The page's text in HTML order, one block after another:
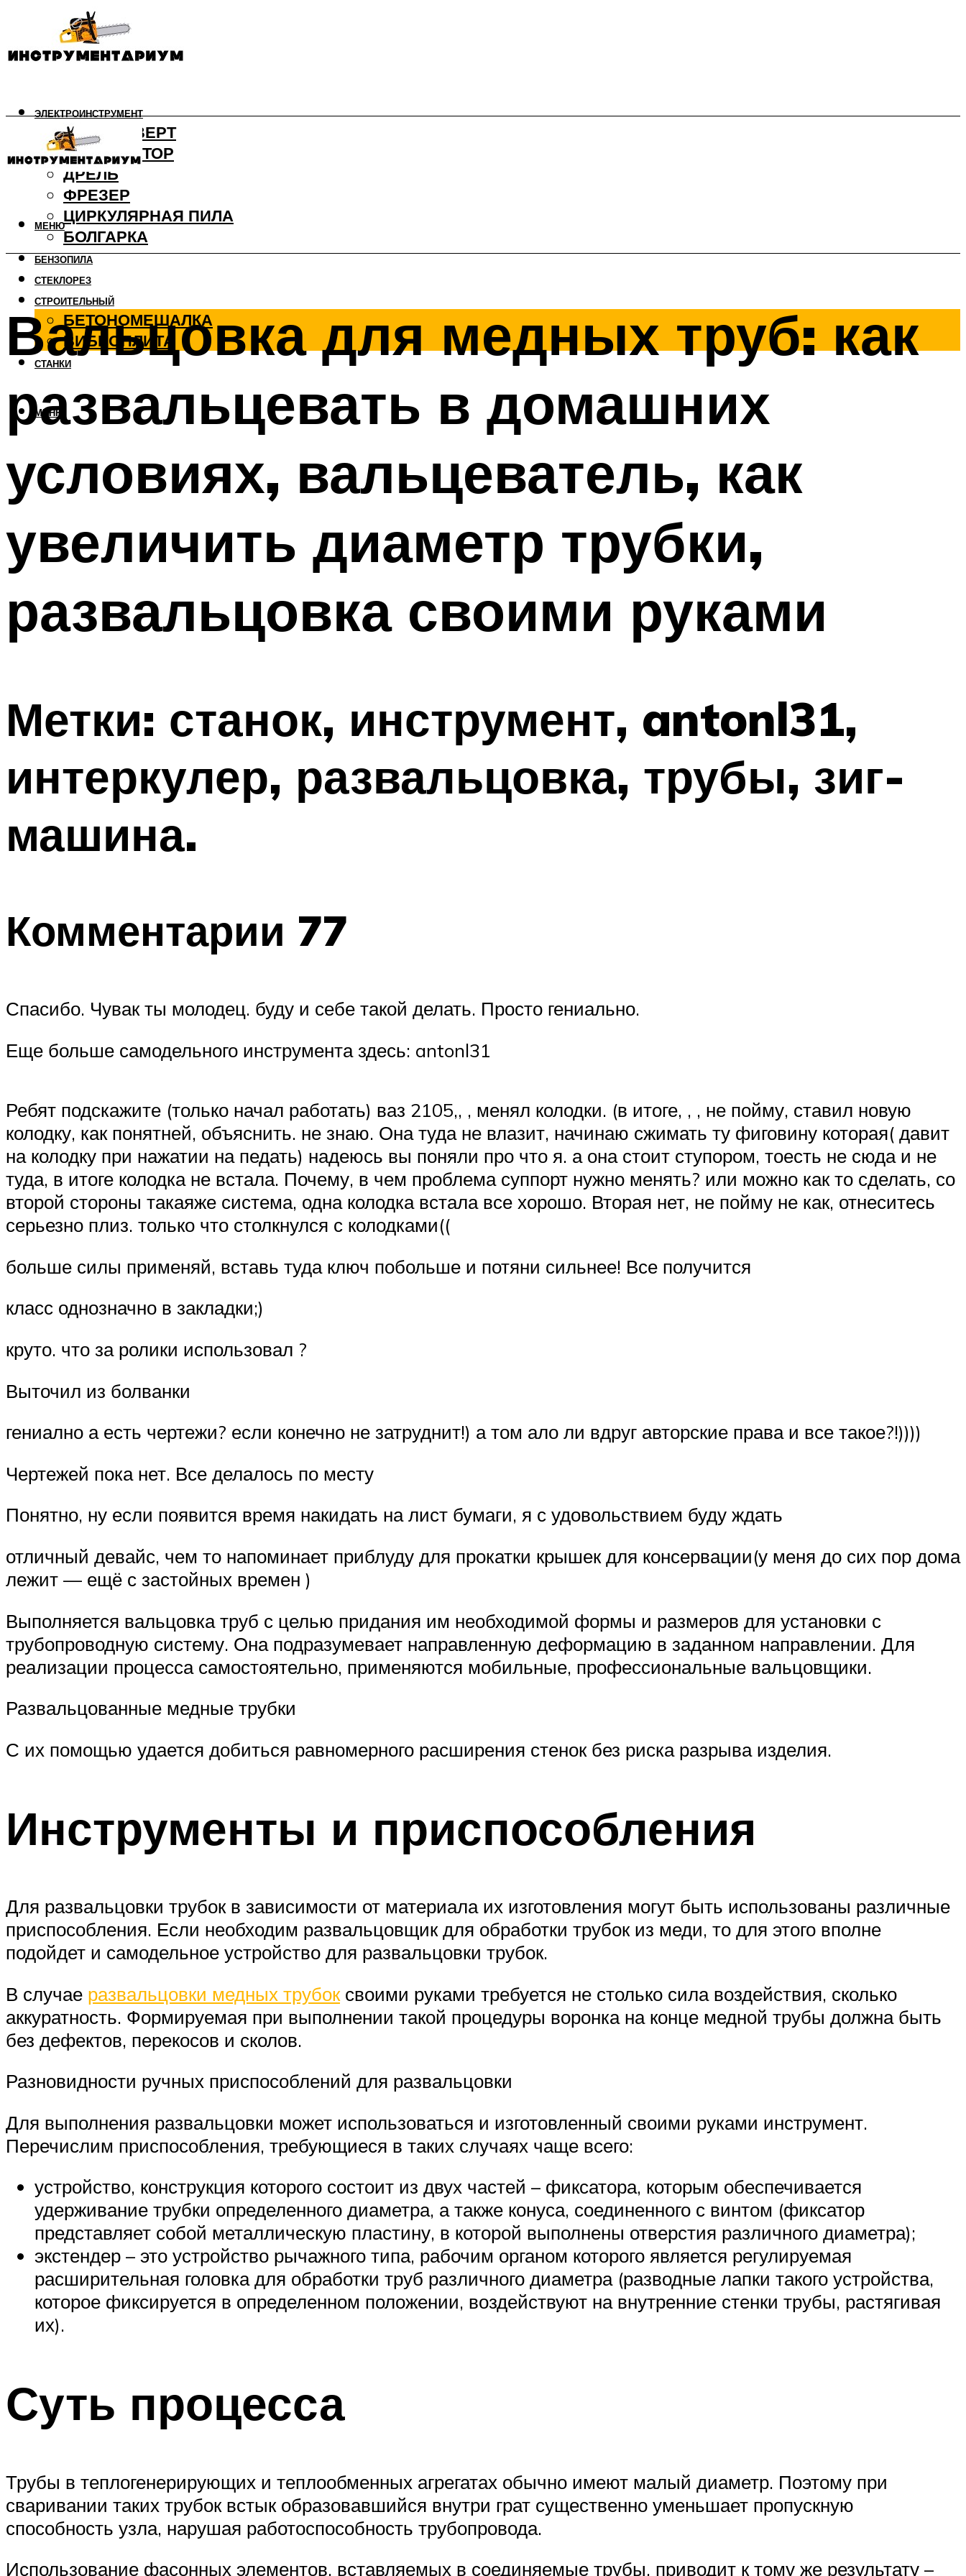
ЭЛЕКТРОИНСТРУМЕНТ
ШУРУПОВЕРТ
ПЕРФОРАТОР
ДРЕЛЬ
ФРЕЗЕР
ЦИРКУЛЯРНАЯ ПИЛА
БОЛГАРКА
БЕНЗОПИЛА
СТЕКЛОРЕЗ
СТРОИТЕЛЬНЫЙ
БЕТОНОМЕШАЛКА
ВИБРОПЛИТА
СТАНКИ
МЕНЮ
МЕНЮ
Вальцовка для медных труб: как
развальцевать в домашних
условиях, вальцеватель, как
увеличить диаметр трубки,
развальцовка своими руками
Метки: станок, инструмент, antonl31,
интеркулер, развальцовка, трубы, зиг-
машина.
Комментарии 77
Спасибо. Чувак ты молодец. буду и себе такой делать. Просто гениально.
Еще больше самодельного инструмента здесь: antonl31
Ребят подскажите (только начал работать) ваз 2105,, , менял колодки. (в итоге, , , не пойму, ставил новую
колодку, как понятней, объяснить. не знаю. Она туда не влазит, начинаю сжимать ту фиговину которая( давит
на колодку при нажатии на педать) надеюсь вы поняли про что я. а она стоит ступором, тоесть не сюда и не
туда, в итоге колодка не встала. Почему, в чем проблема суппорт нужно менять? или можно как то сделать, со
второй стороны такаяже система, одна колодка встала все хорошо. Вторая нет, не пойму не как, отнеситесь
серьезно плиз. только что столкнулся с колодками((
больше силы применяй, вставь туда ключ побольше и потяни сильнее! Все получится
класс однозначно в закладки;)
круто. что за ролики использовал ?
Выточил из болванки
гениално а есть чертежи? если конечно не затруднит!) а том ало ли вдруг авторские права и все такое?!))))
Чертежей пока нет. Все делалось по месту
Понятно, ну если появится время накидать на лист бумаги, я с удовольствием буду ждать
отличный девайс, чем то напоминает приблуду для прокатки крышек для консервации(у меня до сих пор дома
лежит — ещё с застойных времен )
Выполняется вальцовка труб с целью придания им необходимой формы и размеров для установки с
трубопроводную систему. Она подразумевает направленную деформацию в заданном направлении. Для
реализации процесса самостоятельно, применяются мобильные, профессиональные вальцовщики.
Развальцованные медные трубки
С их помощью удается добиться равномерного расширения стенок без риска разрыва изделия.
Инструменты и приспособления
Для развальцовки трубок в зависимости от материала их изготовления могут быть использованы различные
приспособления. Если необходим развальцовщик для обработки трубок из меди, то для этого вполне
подойдет и самодельное устройство для развальцовки трубок.
В случае развальцовки медных трубоксвоими руками требуется не столько сила воздействия, сколько
аккуратность. Формируемая при выполнении такой процедуры воронка на конце медной трубы должна быть
без дефектов, перекосов и сколов.
Разновидности ручных приспособлений для развальцовки
Для выполнения развальцовки может использоваться и изготовленный своими руками инструмент.
Перечислим приспособления, требующиеся в таких случаях чаще всего:
устройство, конструкция которого состоит из двух частей – фиксатора, которым обеспечивается
удерживание трубки определенного диаметра, а также конуса, соединенного с винтом (фиксатор
представляет собой металлическую пластину, в которой выполнены отверстия различного диаметра);
экстендер – это устройство рычажного типа, рабочим органом которого является регулируемая
расширительная головка для обработки труб различного диаметра (разводные лапки такого устройства,
которое фиксируется в определенном положении, воздействуют на внутренние стенки трубы, растягивая
их).
Суть процесса
Трубы в теплогенерирующих и теплообменных агрегатах обычно имеют малый диаметр. Поэтому при
сваривании таких трубок встык образовавшийся внутри грат существенно уменьшает пропускную
способность узла, нарушая работоспособность трубопровода.
Использование фасонных элементов, вставляемых в соединяемые трубы, приводит к тому же результату –